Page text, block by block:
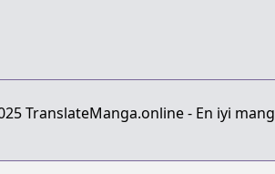
TranslateManga.online - En iyi